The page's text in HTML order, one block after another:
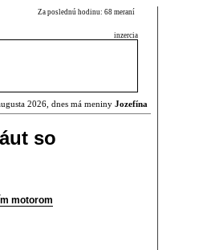
Za poslednú hodinu: 68 meraní
inzercia
2026, dnes má meniny Jozefína
so
motorom